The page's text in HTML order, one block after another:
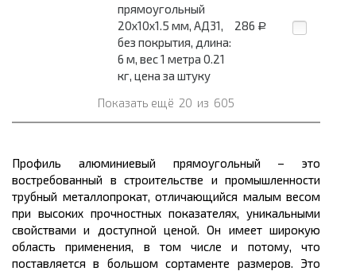
прямоугольный
20x10x1.5 мм, АД31,
без покрытия, длина:
6 м, вес 1 метра 0.21
кг, цена за штуку
286 Р
Показать ещё 20 из 605
Профиль алюминиевый прямоугольный – это
востребованный в строительстве и промышленности
трубный металлопрокат, отличающийся малым весом
при высоких прочностных показателях, уникальными
свойствами и доступной ценой. Он имеет широкую
область применения, в том числе и потому, что
поставляется в большомсортаменте размеров. Это